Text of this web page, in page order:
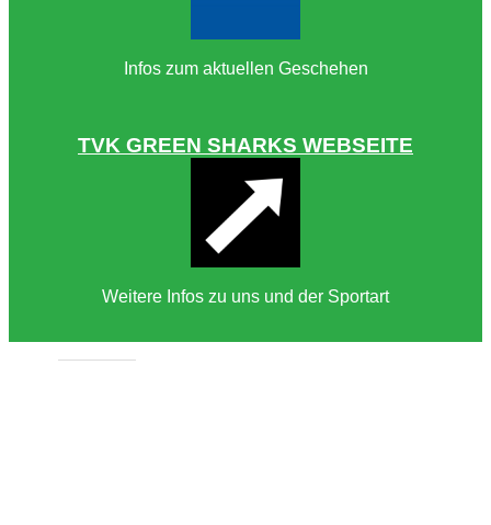
Infos zum aktuellen Geschehen
TVK GREEN SHARKS WEBSEITE
Weitere Infos zu uns und der Sportart